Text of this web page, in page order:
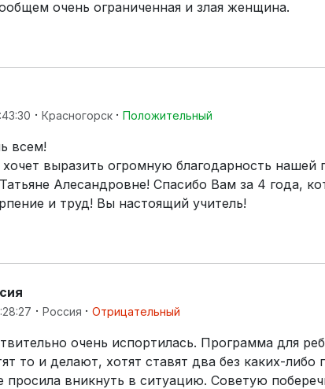
очень ограниченная и злая женщина.
· Красногорск · Положительный
всем!
выразить огромную благодарность
Алесандровне! Спасибо Вам за 4 года,
и труд! Вы настоящий учитель!
· Россия · Отрицательный
очень испортилась. Программа для
то и делают, хотят ставят два без каких-
просила вникнуть в ситуацию. Советую